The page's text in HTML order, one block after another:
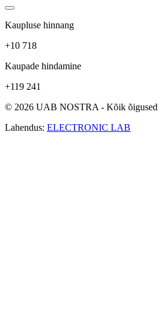
Kaupluse hinnang
+10 718
Kaupade hindamine
+119 241
© 2026 UAB NOSTRA - Kõik õigused
Lahendus: ELECTRONIC LAB